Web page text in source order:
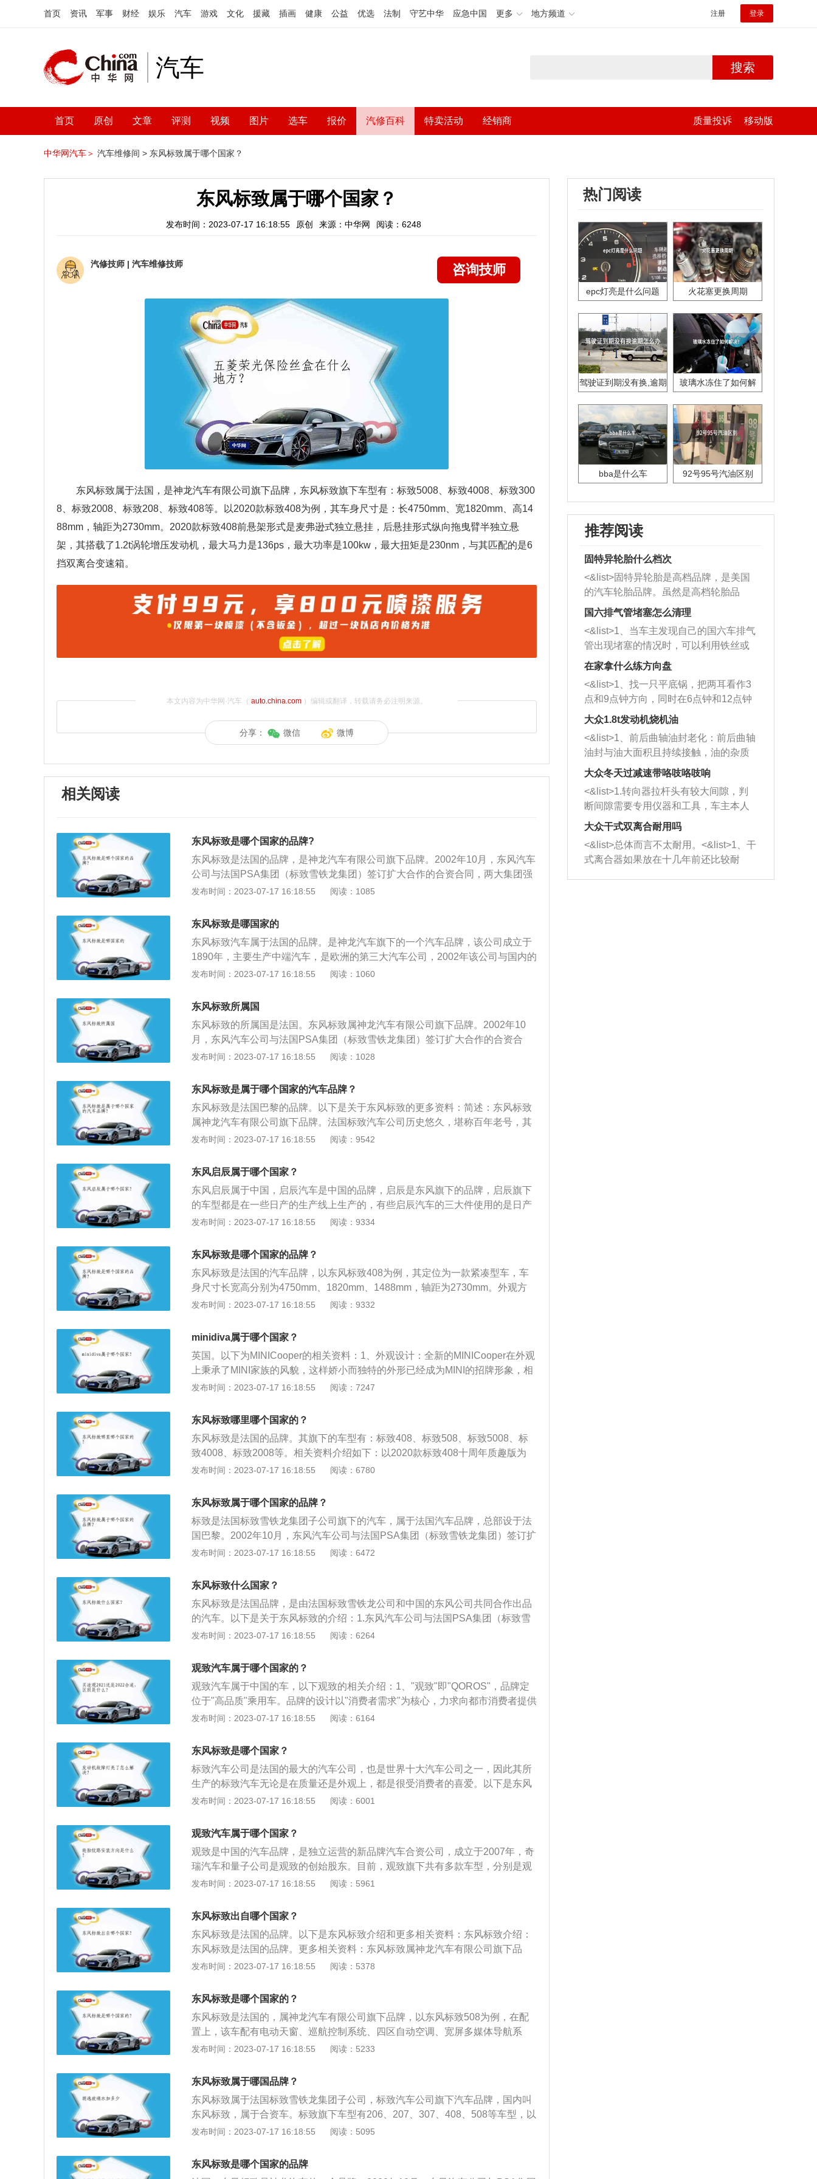
首页 资讯 军事 财经 娱乐 汽车 游戏 文化 援藏 插画 健康 公益 优选 法制 守艺中华 应急中国 更多 地方频道 注册 登录
汽车 搜索
首页 原创 文章 评测 视频 图片 选车 报价 汽修百科 特卖活动 经销商 质量投诉 移动版
中华网汽车＞ 汽车维修间 > 东风标致属于哪个国家？
东风标致属于哪个国家？
发布时间：2023-07-17 16:18:55 原创 来源：中华网 阅读：6248
汽修技师 | 汽车维修技师 咨询技师
东风标致属于法国，是神龙汽车有限公司旗下品牌，东风标致旗下车型有：标致5008、标致4008、标致300
8、标致2008、标致208、标致408等。以2020款标致408为例，其车身尺寸是：长4750mm、宽1820mm、高14
88mm，轴距为2730mm。2020款标致408前悬架形式是麦弗逊式独立悬挂，后悬挂形式纵向拖曳臂半独立悬
架，其搭载了1.2t涡轮增压发动机，最大马力是136ps，最大功率是100kw，最大扭矩是230nm，与其匹配的是6
挡双离合变速箱。
本文内容为中华网·汽车（ auto.china.com）编辑或翻译，转载请务必注明来源。
分享： 微信 微博
相关阅读
东风标致是哪个国家的品牌?
东风标致是法国的品牌，是神龙汽车有限公司旗下品牌。2002年10月，东风汽车
公司与法国PSA集团（标致雪铁龙集团）签订扩大合作的合资合同，两大集团强
强联手，全面展开将标致品牌引入中国的新蓝图，东风标致由此诞生。作为品牌
质量，到代表了一个追求高质量无止境的制造企业，雄狮标识把企业与猫科动物
所代表的灵活、力量和秀美等特质紧密地联系在了一起。东风标致秉承美感、可
靠、活力、创新的品牌理念，东风标致一直致力于将自己打造成中国主流汽车品
牌之一。
发布时间：2023-07-17 16:18:55 阅读：1085
东风标致是哪国家的
东风标致汽车属于法国的品牌。是神龙汽车旗下的一个汽车品牌，该公司成立于
1890年，主要生产中端汽车，是欧洲的第三大汽车公司，2002年该公司与国内的
东风汽车公司达成战略协议，合资创造东风标致品牌汽车。东风标致旗下车型
车身尺寸是：长4750mm，宽1820mm，高1488mm，轴距为2730mm。2020款
标致408前悬架形式是麦弗逊式独立悬挂，后悬挂形式纵向拖曳臂半独立悬架，
其搭载了1.2t涡轮增压发动机，最大马力是136ps，最大功率是100kw，最大扭矩
是230扭米，与其匹配的是6挡双离合变速箱。
发布时间：2023-07-17 16:18:55 阅读：1060
东风标致所属国
东风标致的所属国是法国。东风标致属神龙汽车有限公司旗下品牌。2002年10
月，东风汽车公司与法国PSA集团（标致雪铁龙集团）签订扩大合作的合资合
同，全面展开将标致品牌引入中国的新蓝图，东风标致由此诞生。截至目前，东
8、3008、2008SUV等车型。以标致4082020款230THP十周年质臻版为例：标
致408是一款紧凑型车，能源类型为汽油，最大功率为100kw，最大扭矩230牛
米，发动机为1.2T136马力L3，变速箱为6挡双离合。该车长宽高分别为4750m
m、1820mm、1488mm，轴距为2730mm。（数据来源于有架官网）
发布时间：2023-07-17 16:18:55 阅读：1028
东风标致是属于哪个国家的汽车品牌？
东风标致是法国巴黎的品牌。以下是关于东风标致的更多资料：简述：东风标致
属神龙汽车有限公司旗下品牌。法国标致汽车公司历史悠久，堪称百年老号，其
生产汽车的历史仅次于汽车鼻祖戴姆勒-奔驰。但与戴姆勒-奔驰不同的是，其历
望远镜、夹鼻眼镜弹簧、锯条、外科手术器械、猎枪、收音机、缝纫机等不一而
足。在汽车时代来临之前，标致自行车、摩托车和运输卡车的生产规模也相当宏
大。标识演变：雄狮形象是标致品牌的标识，雄狮标识把企业与猫科动物所代表
的灵活、力量和秀美等特质紧密地联系在了一起。
发布时间：2023-07-17 16:18:55 阅读：9542
东风启辰属于哪个国家？
东风启辰属于中国，启辰汽车是中国的品牌，启辰是东风旗下的品牌，启辰旗下
的车型都是在一些日产的生产线上生产的，有些启辰汽车的三大件使用的是日产
的，汽车的三大件是变速箱、发动机、底盘，这三大件也是很多消费者在买车时
机是国产的，启辰t70是启辰汽车旗下推出的一款紧凑型SUV，在动力方面这款车
共推出了两款动力车型，分别搭载的是1.6L和2.0L自然吸气发动机。
发布时间：2023-07-17 16:18:55 阅读：9334
东风标致是哪个国家的品牌？
东风标致是法国的汽车品牌，以东风标致408为例，其定位为一款紧凑型车，车
身尺寸长宽高分别为4750mm、1820mm、1488mm，轴距为2730mm。外观方
面，标致408车侧整体感觉呈现出了车尾微微上扬的姿态，高速行驶的时候对于
PureTech两套动力系统，最大功率分别是100kw、125kw，最大扭矩分别是230n
发布时间：2023-07-17 16:18:55 阅读：9332
minidiva属于哪个国家？
英国。以下为MINICooper的相关资料：1、外观设计：全新的MINICooper在外观
上秉承了MINI家族的风貌，这样娇小而独特的外形已经成为MINI的招牌形象，相
信不管怎样升级、改款，厂方也会保留其超过90%的外观特征的。MINICooper的
颜色；2、配置方面：MINICooper采用前置发动机前轮驱动，四缸16气门的发动
机排量为1.6L，MINICooper装备的是四轮独立跑车化悬架系统，以及后轴多连杆
悬架系统，提供了极为优越的道路操控性。
发布时间：2023-07-17 16:18:55 阅读：7247
东风标致哪里哪个国家的？
东风标致是法国的品牌。其旗下的车型有：标致408、标致508、标致5008、标
致4008、标致2008等。相关资料介绍如下：以2020款标致408十周年质趣版为
例，其属于一款紧凑型4门5座三厢车，车身尺寸是长4750mm、宽1820mm、高1
速箱，最大功率是100千瓦，最大扭矩是230牛米。
发布时间：2023-07-17 16:18:55 阅读：6780
东风标致属于哪个国家的品牌？
标致是法国标致雪铁龙集团子公司旗下的汽车，属于法国汽车品牌，总部设于法
国巴黎。2002年10月，东风汽车公司与法国PSA集团（标致雪铁龙集团）签订扩
大合作的合资合同，两大集团强强联手，全面展开将标致品牌引入中国的新蓝
的标志是一个雄狮的形象，该形象于1880年中期演变为标致唯一的制造商标。作
为品牌的象征，狮子的形象不断发生变化，演绎出跨越多个世纪的传奇。从象征
锯条的质量，到代表了一个追求高质量无止境的制造企业，雄狮标识把企业与猫
科动物所代表的灵活、力量和秀美等特质紧密地联系在了一起。标致重要发展历
程如下：1890年，一台装有戴姆勒汽油发动机的标致牌“2型”面世，并成为第一辆
不多同时推出双座“5型”、“6型”、“7型”轻便车、“8型”折篷车、对坐式“9型”、客货
两用车“10型”。1948年，标致重返汽车舞台，在10月巴黎车展上推出首辆战后设
计的全新汽车203，开始采用单一车型政策。2002年，东风汽车公司与标致汽车
发布时间：2023-07-17 16:18:55 阅读：6472
东风标致什么国家？
东风标致是法国品牌，是由法国标致雪铁龙公司和中国的东风公司共同合作出品
的汽车。以下是关于东风标致的介绍：1.东风汽车公司与法国PSA集团（标致雪
铁龙集团）签订扩大合作的合资合同，两大集团强强联手，全面展开将标致品牌
新”的品牌理念，东风标致一直致力于将自己打造成中国主流汽车品牌之一。
发布时间：2023-07-17 16:18:55 阅读：6264
观致汽车属于哪个国家的？
观致汽车属于中国的车，以下观致的相关介绍：1、"观致"即"QOROS"，品牌定
位于"高品质"乘用车。品牌的设计以"消费者需求"为核心，力求向都市消费者提供
超越驾驶乐趣的愉悦体验。2、观致汽车旗下共有3款产品：观致3轿车、观致3五
念与突破常规的精神，汇聚全球一流的专家团队，与全球领先的技术和服务供应
商合作，以"精益求精的品质、历久弥新的优雅设计和超越驾乘的体验"为品牌和
产品的驱动力，打造国际品质标准的卓越产品。
发布时间：2023-07-17 16:18:55 阅读：6164
东风标致是哪个国家？
标致汽车公司是法国的最大的汽车公司，也是世界十大汽车公司之一，因此其所
生产的标致汽车无论是在质量还是外观上，都是很受消费者的喜爱。以下是东风
标致的相关介绍：1、标致汽车线条流畅，设计新颖，与同一系列的其它车型的
车型的桂冠，经久不衰。2、这是不断成就标致技术、战略及商业运作的武器。
从技术上，标致力求动力强劲，注重汽车对道路状况有灵敏的反应；另外，通过
参加汽车比赛，增强品牌的号召力，以及发展与客户相互的联系，增强市场反
馈，都是企业发展的重要组成部分。3、依靠创新，标致公司长期致力于对高新
技术的研制与开发，不断推出装备和技术领先的新产品。
发布时间：2023-07-17 16:18:55 阅读：6001
观致汽车属于哪个国家？
观致是中国的汽车品牌，是独立运营的新品牌汽车合资公司，成立于2007年，奇
瑞汽车和量子公司是观致的创始股东。目前，观致旗下共有多款车型，分别是观
致3轿车、观致3SUV版、观致3EV版、观致5轿车、观致5SUV版等等。发展历
月，观致3轿车正式上市。2014年6月，观致3五门版正式上市。2014年12月，观
致3都市SUV正式上市。2016年3月，第四款车型观致5SUV正式上市。2016年1
1月，第五款车型观致3GT正式上市。2017年4月，观致ModelK-EV超级电动概念
车亮相。2019年8月，首款“国六”排放标准产品观致5S开启预售。
发布时间：2023-07-17 16:18:55 阅读：5961
东风标致出自哪个国家？
东风标致是法国的品牌。以下是东风标致介绍和更多相关资料：东风标致介绍：
东风标致是法国的品牌。更多相关资料：东风标致属神龙汽车有限公司旗下品
牌。2002年10月，东风汽车公司与法国PSA集团（标致雪铁龙集团）签订扩大合
风标致由此诞生。作为品牌的象征，狮子的形象不断发生变化，演绎出跨越多个
世纪的传奇。从象征锯条的质量，到代表了一个追求高质量无止境的制造企业，
雄狮标识把企业与猫科动物所代表的灵活、力量和秀美等特质紧密地联系在了一
起。自成立以来，秉承“美感、可靠、活力、创新”的品牌理念，东风标致一直致
力于将自己打造成中国主流汽车品牌之一。通过差价补偿、安全行乐天下、蓝色
发布时间：2023-07-17 16:18:55 阅读：5378
东风标致是哪个国家的？
东风标致是法国的，属神龙汽车有限公司旗下品牌，以东风标致508为例，在配
置上，该车配有电动天窗、巡航控制系统、四区自动空调、宽屏多媒体导航系
统、蓝牙免提电话、扬声器、智能转向氙气大灯、LED日间行车灯、智能无钥匙
508的长宽高分别为4870mm、1855mm、1455mm，轴距为2848mm，前轮距为
1600mm，后轮距为1585mm。
发布时间：2023-07-17 16:18:55 阅读：5233
东风标致属于哪国品牌？
东风标致属于法国标致雪铁龙集团子公司，标致汽车公司旗下汽车品牌，国内叫
东风标致，属于合资车。标致旗下车型有206、207、307、408、508等车型，以
标致408为例，其车身尺寸长宽高分别为4750mm、1820mm、1488mm，轴距为
的方方面面。这个系统包括EVA紧急制动辅助系统、博世8.1版本的ABS防抱死系
统、EBD电子制动力分配、TSC牵引力控制、ESP电子稳定系统，其中TSC和E
发布时间：2023-07-17 16:18:55 阅读：5095
东风标致是哪个国家的品牌
热门阅读
epc灯亮是什么问题 火花塞更换周期
驾驶证到期没有换,逾期
玻璃水冻住了如何解
bba是什么车 92号95号汽油区别
推荐阅读
固特异轮胎什么档次
<&list>固特异轮胎是高档品牌，是美国
的汽车轮胎品牌。虽然是高档轮胎品
牌，但是中高低端的轮胎都有生产，这
也是为了更好的开拓市场。
国六排气管堵塞怎么清理
<&list>1、当车主发现自己的国六车排气
管出现堵塞的情况时，可以利用铁丝或
者是细棍，直接将杂物给取出来，如果
堵塞情况比较严重，也可以采取应急措
施。 <&list>2、直接利用木棍将所有的
杂物推到排气管里面的位置处，然后将
三元催化器拆解开，就可以将堵塞的东
西取出来。但如果是因为积碳过多引起
的堵塞，就需要将三元催化器泡在草酸
洗剂对堵塞的情况得到解决，将清洗剂
放在燃油箱中，与燃油混合后，车辆启
动时，就可以和汽油一起进入到燃烧
室，最后形成废气排出，就可以让三元
催化器得到清洗，排气管堵塞的情况就
能够得到解决。
在家拿什么练方向盘
<&list>1、找一只平底锅，把两耳看作3
点和9点钟方向，同时在6点钟和12点钟
方向做一个标记。 <&list>2、双手握住
一圈半的练习，往右同样也要打相同的
圈数。 <&list>3、最后强调要反复练
习，这样就可以形成肌肉记忆，在真实
驾驶车辆时，不需要记忆也能打好方
向。
大众1.8t发动机烧机油
<&list>1、前后曲轴油封老化：前后曲轴
油封与油大面积且持续接触，油的杂质
和发动机内持续温度变化使其密封效果
逐渐减弱，导致渗油或漏油。<&list>2、
活塞间隙过大：积碳会使活塞环与缸体
的间隙扩大，导致机油流入燃烧室中，
造成烧机油。<&list>3、机油粘度。使用
机油粘度过小的话，同样会有烧机油现
象，机油粘度过小具有很好的流动性，
大众冬天过减速带咯吱咯吱响
<&list>1.转向器拉杆头有较大间隙，判
断间隙需要专用仪器和工具，车主本人
无法制作，需要将车辆送到修理厂或4s
店；<&list>2.车辆半轴套管防尘罩破
裂，破裂后会出现漏油现象，使半轴磨
损严重，磨损的半轴容易损坏，产生异
响；<&list>3.稳定器的转向胶套和球头
大众干式双离合耐用吗
<&list>总体而言不太耐用。<&list>1、干
式离合器如果放在十几年前还比较耐